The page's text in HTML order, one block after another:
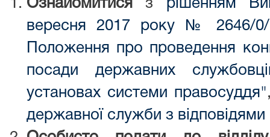
Ознайомитися з рішенням
вересня 2017 року № 2646/0/
Положення про проведення
посади державних
установах системи правосуддя"
державної служби з відповідями